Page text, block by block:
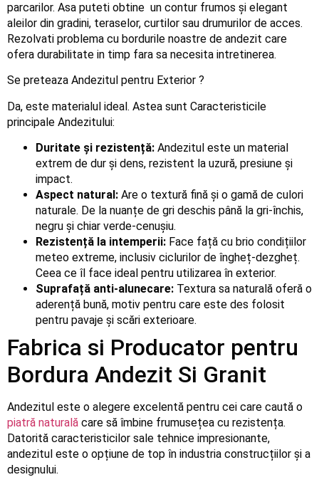
parcarilor. Asa puteti obtine un contur frumos şi elegant
aleilor din gradini, teraselor, curtilor sau drumurilor de acces.
Rezolvati problema cu bordurile noastre de andezit care
ofera durabilitate in timp fara sa necesita intretinerea.
Se preteaza Andezitul pentru Exterior ?
Da, este materialul ideal. Astea sunt Caracteristicile
principale Andezitului:
Duritate și rezistență: Andezitul este un material
extrem de dur și dens, rezistent la uzură, presiune și
impact.
Aspect natural: Are o textură fină și o gamă de culori
naturale. De la nuanțe de gri deschis până la gri-închis,
negru și chiar verde-cenușiu.
Rezistență la intemperii: Face față cu brio condițiilor
meteo extreme, inclusiv ciclurilor de îngheț-dezgheț.
Ceea ce îl face ideal pentru utilizarea în exterior.
Suprafață anti-alunecare: Textura sa naturală oferă o
aderență bună, motiv pentru care este des folosit
pentru pavaje și scări exterioare.
Fabrica si Producator pentru
Bordura Andezit Si Granit
Andezitul este o alegere excelentă pentru cei care caută o
piatră naturală care să îmbine frumusețea cu rezistența.
Datorită caracteristicilor sale tehnice impresionante,
andezitul este o opțiune de top în industria construcțiilor și a
designului.